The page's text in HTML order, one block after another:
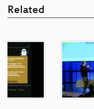
Related